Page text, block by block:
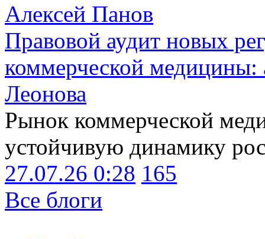
Алексей Панов
Правовой аудит новых
коммерческой медицины:
Леонова
Рынок коммерческой
устойчивую динамику
27.07.26 0:28 165
Все блоги